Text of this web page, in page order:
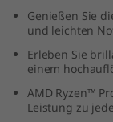
M
D
Genießen Sie
und leichten
Erleben Sie
einem
AMD Ryzen™
Leistung zu